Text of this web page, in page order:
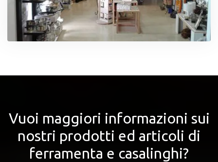
Vuoi maggiori informazioni sui
nostri prodotti ed articoli di
ferramenta e casalinghi?